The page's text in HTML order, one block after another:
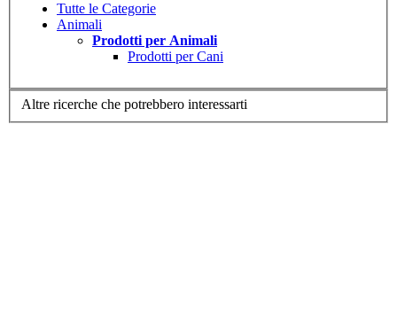
Tutte le Categorie
Animali
Prodotti per Animali
Prodotti per Cani
Altre ricerche che potrebbero interessarti